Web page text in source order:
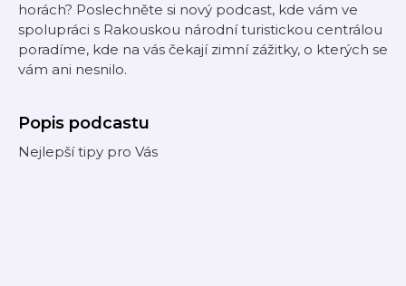
horách? Poslechněte si nový podcast, kde vám ve
spolupráci s Rakouskou národní turistickou centrálou
poradíme, kde na vás čekají zimní zážitky, o kterých se
vám ani nesnilo.
Popis podcastu
Nejlepší tipy pro Vás